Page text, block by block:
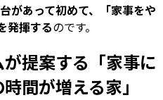
があって初めて、「家事をや
発揮するのです。
提案する「家事に
間が増える家」